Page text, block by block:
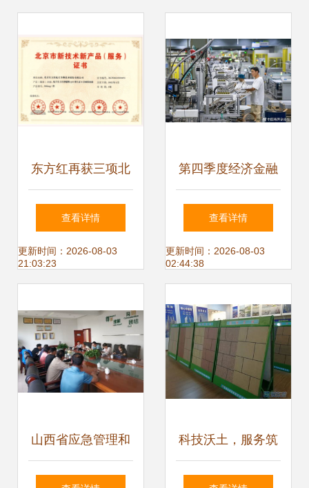
东方红再获三项北
京市新技术新产品
（服务）证书 技术
可
查看详情
更新时间：2026-08-03
21:03:23
第四季度经济金融
展望 恢复向好趋势
不变，技术服务成
查看详情
更新时间：2026-08-03
02:44:38
山西省应急管理和
安全生产协会组织
科技沃土，服务筑
基——我市持续优